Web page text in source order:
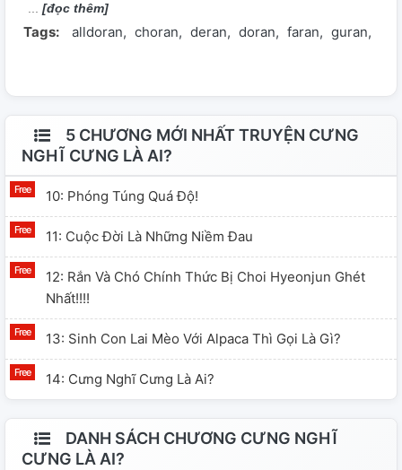
[đọc thêm]
Tags: alldoran choran deran doran faran guran
5 CHƯƠNG MỚI NHẤT TRUYỆN CƯNG
NGHĨ CƯNG LÀ AI?
10: Phóng Túng Quá Độ!
11: Cuộc Đời Là Những Niềm Đau
12: Rắn Và Chó Chính Thức Bị Choi Hyeonjun Ghét
Nhất!!!!
13: Sinh Con Lai Mèo Với Alpaca Thì Gọi Là Gì?
14: Cưng Nghĩ Cưng Là Ai?
DANH SÁCH CHƯƠNG CƯNG NGHĨ
CƯNG LÀ AI?